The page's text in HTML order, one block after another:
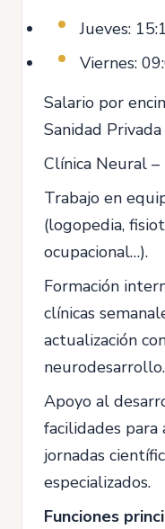
Jueves:
Viernes:
Salario por
Sanidad
Clínica Neural –
Trabajo en
(logopedia,
ocupacional…).
Formación
clínicas
actualización
neurodesarrollo.
Apoyo al
facilidades para
jornadas
especializados.
Funciones